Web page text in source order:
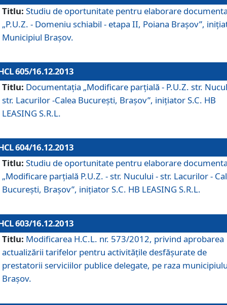
Titlu: Studiu de oportunitate pentru elaborare
„P.U.Z. - Domeniu schiabil - etapa II, Poiana Braşov”,
Municipiul Braşov.
605/16.12.2013
Titlu: Documentaţia „Modificare parţială - P.U.Z. str.
str. Lacurilor -Calea Bucureşti, Braşov”, iniţiator S.C. HB
LEASING S.R.L.
604/16.12.2013
Titlu: Studiu de oportunitate pentru elaborare
„Modificare parţială P.U.Z. - str. Nucului - str. Lacurilor -
Bucureşti, Braşov”, iniţiator S.C. HB LEASING S.R.L.
603/16.12.2013
Titlu: Modificarea H.C.L. nr. 573/2012, privind aprobarea
actualizării tarifelor pentru activităţile desfăşurate de
prestatorii serviciilor publice delegate, pe raza
Braşov.